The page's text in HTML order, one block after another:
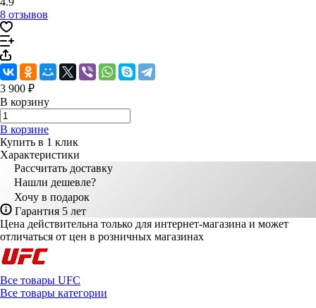
8 отзывов
3 900 ₽
В корзину
В корзине
Купить в 1 клик
Характеристики
Рассчитать доставку
Нашли дешевле?
Хочу в подарок
Гарантия 5 лет
Цена действительна только для интернет-магазина и может
отличаться от цен в розничных магазинах
Все товары UFC
Все товары категории